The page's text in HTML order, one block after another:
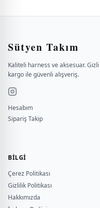
Sütyen Takım
Kaliteli harness ve aksesuar. Gizli
kargo ile güvenli alışveriş.
Hesabım
Sipariş Takip
BILGI
Çerez Politikası
Gizlilik Politikası
Hakkımızda